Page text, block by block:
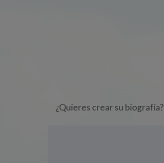
¿Quieres crear su biografía?